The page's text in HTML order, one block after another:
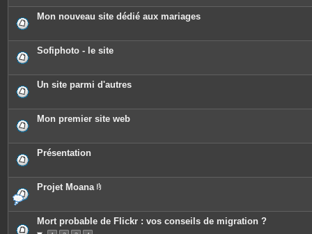
Mon nouveau site dédié aux mariages
Sofiphoto - le site
Un site parmi d'autres
Mon premier site web
Présentation
Projet Moana
è
c
Mort probable de Flickr : vos conseils de migration ?